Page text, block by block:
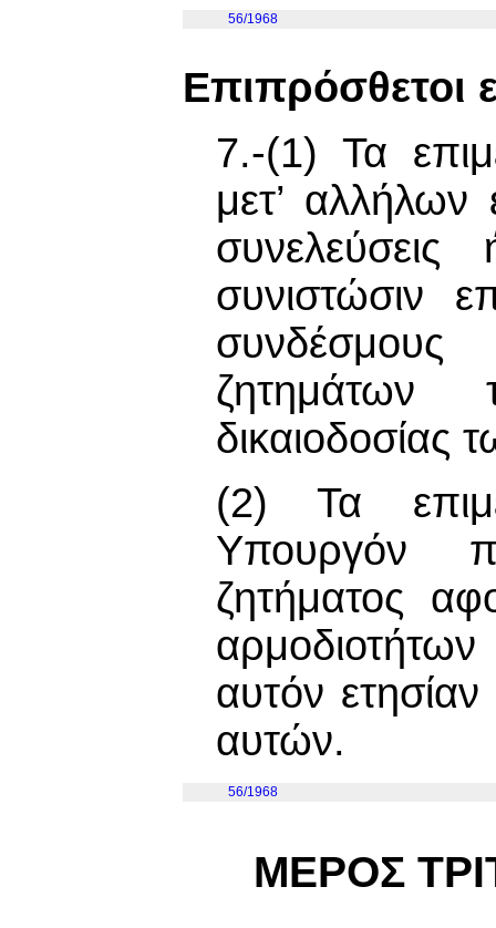
56/1968
Επιπρόσθετοι
7.-(1) Τα
μετ’ αλλήλων
συνιστώσιν
δικαιοδοσίας
(2) Τα
Υπουργόν
ζητήματος
αυτόν
αυτών.
56/1968
ΜΕΡΟΣ